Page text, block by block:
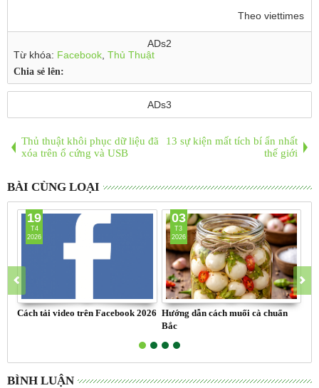
Theo viettimes
ADs2
Từ khóa: Facebook ,Thủ Thuật
Chia sẻ lên:
ADs3
Thủ thuật khôi phục dữ liệu đã
xóa trên ổ cứng và USB
13 sự kiện mất tích bí ẩn nhất
thế giới
BÀI CÙNG LOẠI
Cách tải video trên Facebook 2026
19
T4
2026
Hướng dẫn cách muối cà chuẩn
Bắc
03
T3
2026
BÌNH LUẬN